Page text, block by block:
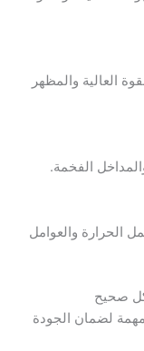
العالية والمظهر
الفخمة.
الحرارة والعوامل
صحيح
لضمان الجودة